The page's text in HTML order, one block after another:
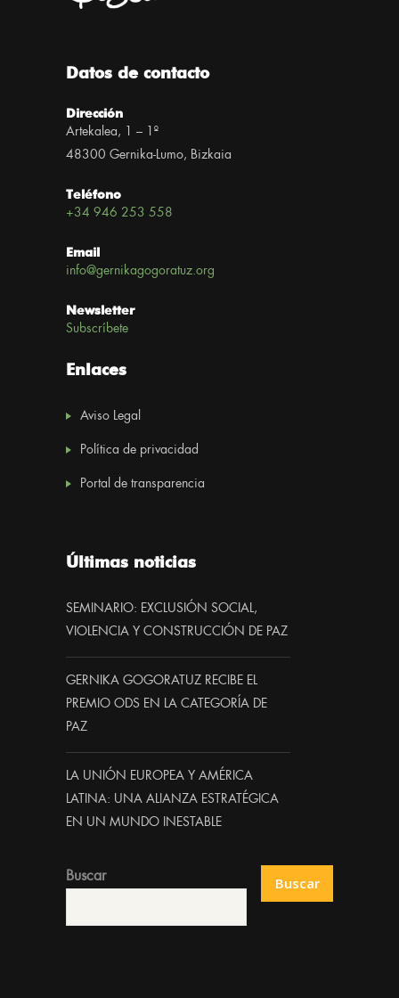
Datos de contacto
Dirección
Artekalea, 1 – 1º
48300 Gernika-Lumo, Bizkaia
Teléfono
+34 946 253 558
Email
info@gernikagogoratuz.org
Newsletter
Subscríbete
Enlaces
Aviso Legal
Política de privacidad
Portal de transparencia
Últimas noticias
SEMINARIO: EXCLUSIÓN SOCIAL,
VIOLENCIA Y CONSTRUCCIÓN DE PAZ
GERNIKA GOGORATUZ RECIBE EL
PREMIO ODS EN LA CATEGORÍA DE
PAZ
LA UNIÓN EUROPEA Y AMÉRICA
LATINA: UNA ALIANZA ESTRATÉGICA
EN UN MUNDO INESTABLE
Buscar Buscar